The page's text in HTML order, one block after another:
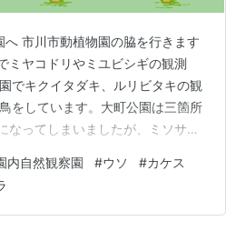
へ 市川市動植物園の脇を行きます
ミヤコドリやミユビシギの観測
でキクイタダキ、ルリビタキの観
をしています。大町公園は三箇所
なってしまいましたが、ミソサザ
ねば 園内の大きな池に到着。橋
橋好き🫶） メジロが出迎えてく
も なが〜い水路 いい景観 バラ園
内自然観察園 #ウソ #カケス